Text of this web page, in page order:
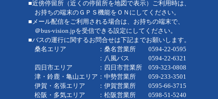
■近傍停留所（近くの停留所を地図で表示）ご利用時は、
お持ちの端末のＧＰＳ機能をＯＮにしてください。
■メール配信をご利用される場合は、お持ちの端末で、
＠bus-vision.jpを受信できる設定にしてください。
■バスの運行に関するお問合せは下記までお願いします。
桑名エリア ：桑名営業所 0594-22-0595
：八風バス 0594-22-6321
四日市エリア ：四日市営業所 059-323-0808
津・鈴鹿・亀山エリア：中勢営業所 059-233-3501
伊賀・名張エリア ：伊賀営業所 0595-66-3715
松阪・多気エリア ：松阪営業所 0598-51-5240